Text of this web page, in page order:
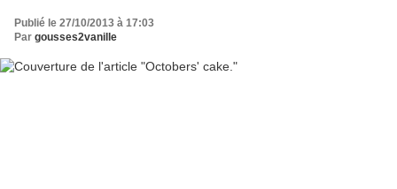
Publié le 27/10/2013 à 17:03
Par gousses2vanille